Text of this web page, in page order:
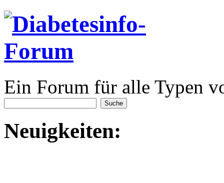
Ein Forum für alle Typen
Neuigkeiten: